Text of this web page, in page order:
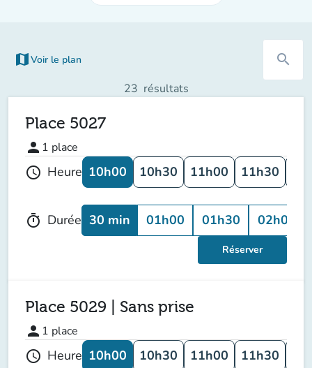
map Voir le plan
(nouvel onglet) search
23 résultats
Place 5027
person 1 place
schedule Heure 10h00 10h30 11h00 11h30
timer Durée 30 min 01h00 01h30 02h00
Réserver
Place 5029 | Sans prise
person 1 place
schedule Heure 10h00 10h30 11h00 11h30